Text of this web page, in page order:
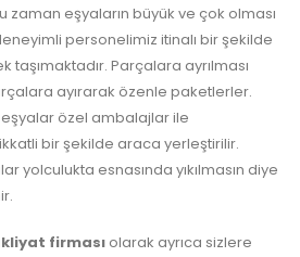
zaman eşyaların büyük ve çok olması
personelimiz itinalı bir şekilde
taşımaktadır. Parçalara ayrılması
ayırarak özenle paketlerler.
eşyalar özel ambalajlar ile
bir şekilde araca yerleştirilir.
yolculukta esnasında yıkılmasın diye
firması olarak ayrıca sizlere